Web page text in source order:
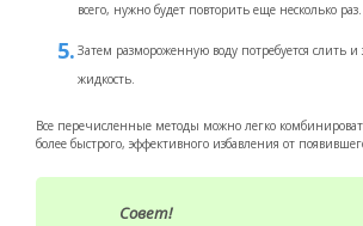
всего, нужно будет повторить еще несколько раз.
Затем размороженную воду потребуется слить
жидкость.
Все перечисленные методы можно легко
более быстрого, эффективного избавления от
Совет!